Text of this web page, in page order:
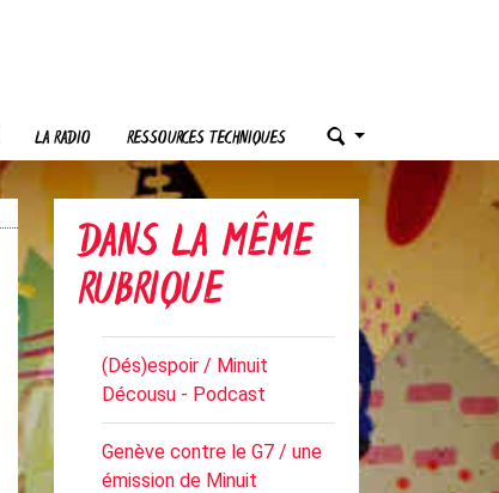
LA RADIO RESSOURCES TECHNIQUES
DANS LA MÊME
RUBRIQUE
(Dés)espoir / Minuit
Décousu - Podcast
Genève contre le G7 / une
émission de Minuit